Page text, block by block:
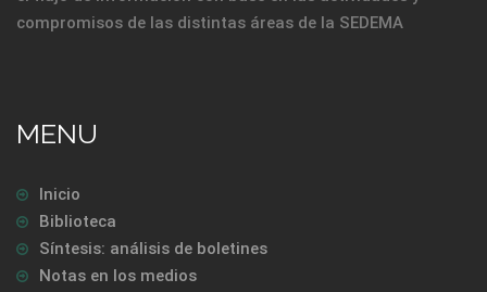
compromisos de las distintas áreas de la SEDEMA
MENU
Inicio
Biblioteca
Síntesis: análisis de boletines
Notas en los medios